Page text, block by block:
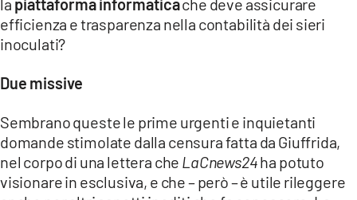
la piattaforma informaticache deve assicurare
efficienza e trasparenza nella contabilità dei sieri
inoculati?
Due missive
Sembrano queste le prime urgenti e inquietanti
domande stimolate dalla censura fatta da Giuffrida,
nel corpo di una lettera che LaCnews24ha potuto
visionare in esclusiva, e che – però – è utile rileggere